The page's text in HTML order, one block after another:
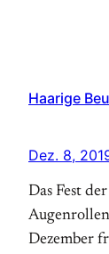
Haarige
Dez. 8,
Das Fest
Dezember